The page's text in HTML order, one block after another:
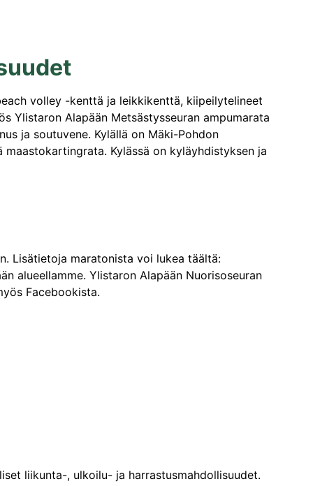
volley -kenttä ja leikkikenttä, kiipeilytelineet
Ylistaron Alapään Metsästysseuran ampumarata
ja soutuvene. Kylällä on Mäki-Pohdon
Kylässä on kyläyhdistyksen ja
Lisätietoja maratonista voi lukea täältä:
alueellamme. Ylistaron Alapään Nuorisoseuran
Facebookista.
liikunta-, ulkoilu- ja harrastusmahdollisuudet.